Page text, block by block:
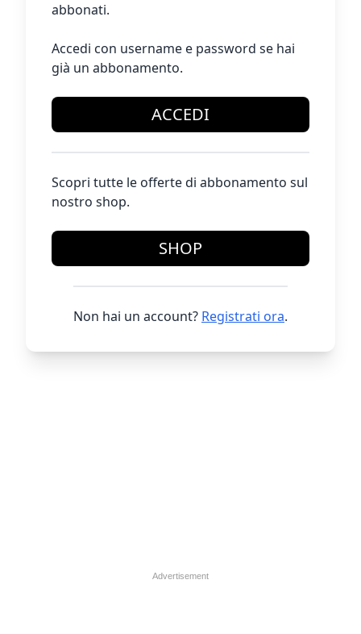
abbonati.
Accedi con username e password se hai
già un abbonamento.
ACCEDI
Scopri tutte le offerte di abbonamento sul
nostro shop.
SHOP
Non hai un account? Registrati ora.